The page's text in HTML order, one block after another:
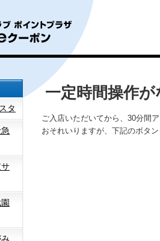
タ
一定時間操作
ご入店いただいてから、30分間
おそれいりますが、下記のボタ